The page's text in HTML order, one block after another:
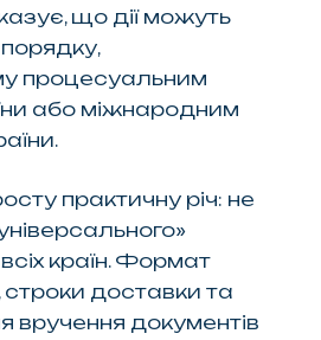
що дії можуть
процесуальним
або міжнародним
практичну річ: не
країн. Формат
строки доставки та
вручення документів